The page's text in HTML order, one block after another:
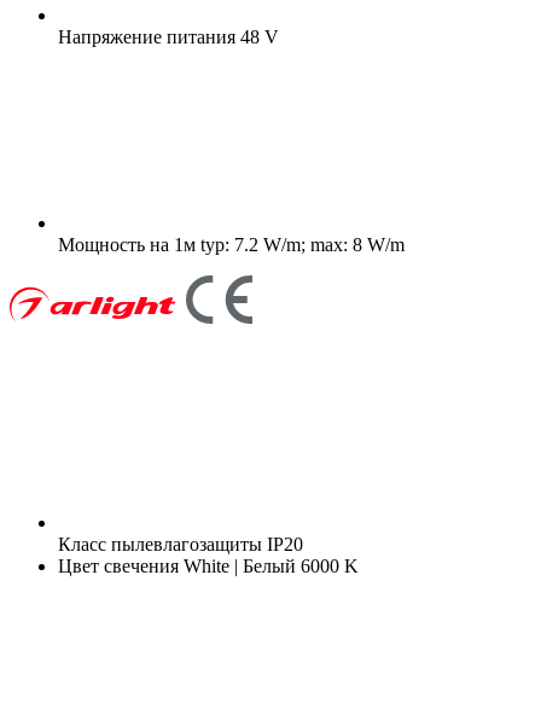
Напряжение питания 48 V
Мощность на 1м typ: 7.2 W/m; max: 8 W/m
Класс пылевлагозащиты IP20
Цвет свечения White | Белый 6000 K